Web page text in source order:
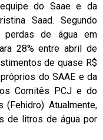
do Saae e da
Saad. Segundo
de água em
28% entre abril de
de quase R$
do SAAE e da
Comitês PCJ e do
(Fehidro). Atualmente,
de litros de água por